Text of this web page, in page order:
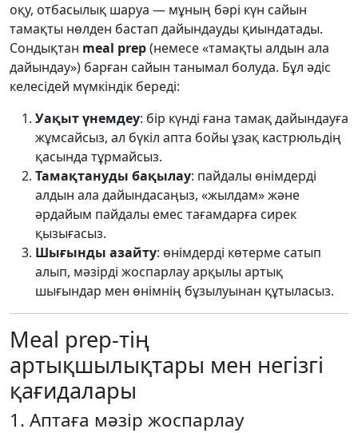
оқу, отбасылық шаруа — мұның бәрі күн сайын
тамақты нөлден бастап дайындауды қиындатады.
Сондықтан meal prep(немесе «тамақты алдын ала
дайындау») барған сайын танымал болуда. Бұл әдіс
келесідей мүмкіндік береді:
Уақыт үнемдеу: бір күнді ғана тамақ дайындауға
жұмсайсыз, ал бүкіл апта бойы ұзақ кастрюльдің
қасында тұрмайсыз.
Тамақтануды бақылау: пайдалы өнімдерді
алдын ала дайындасаңыз, «жылдам» және
әрдайым пайдалы емес тағамдарға сирек
қызығасыз.
Шығынды азайту: өнімдерді көтерме сатып
алып, мәзірді жоспарлау арқылы артық
шығындар мен өнімнің бұзылуынан құтыласыз.
Meal prep-тің
артықшылықтары мен негізгі
қағидалары
1. Аптаға мәзір жоспарлау